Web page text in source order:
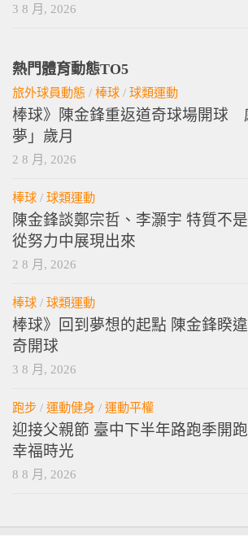
3 8 月, 2026
熱門體育動態TO5
旅外球員動態 / 棒球 / 球類運動
棒球》陳金鋒重返道奇球場開球
夢」歲月
2 8 月, 2026
棒球 / 球類運動
陳金鋒談鄭宗哲、李灝宇 特質不
從努力中展現出來
2 8 月, 2026
棒球 / 球類運動
棒球》回到夢想的起點 陳金鋒睽
奇開球
3 8 月, 2026
跑步 / 運動健身 / 運動平權
迎接父親節 臺中下半年路跑季開
幸福時光
8 8 月, 2026